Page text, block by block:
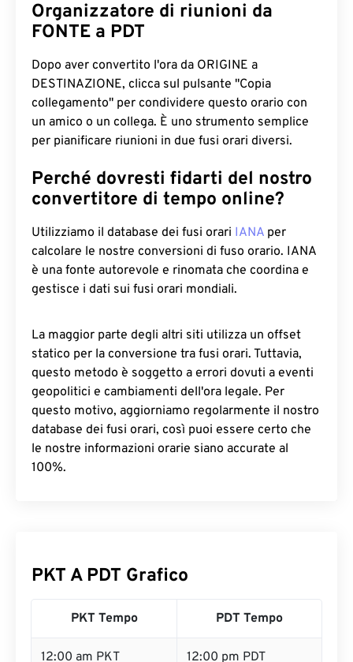
Organizzatore di riunioni da
FONTE a PDT
Dopo aver convertito l'ora da ORIGINE a
DESTINAZIONE, clicca sul pulsante "Copia
collegamento" per condividere questo orario con
un amico o un collega. È uno strumento semplice
per pianificare riunioni in due fusi orari diversi.
Perché dovresti fidarti del nostro
convertitore di tempo online?
Utilizziamo il database dei fusi orari IANA per
calcolare le nostre conversioni di fuso orario. IANA
è una fonte autorevole e rinomata che coordina e
gestisce i dati sui fusi orari mondiali.
La maggior parte degli altri siti utilizza un offset
statico per la conversione tra fusi orari. Tuttavia,
questo metodo è soggetto a errori dovuti a eventi
geopolitici e cambiamenti dell'ora legale. Per
questo motivo, aggiorniamo regolarmente il nostro
database dei fusi orari, così puoi essere certo che
le nostre informazioni orarie siano accurate al
100%.
PKT A PDT Grafico
PKT Tempo PDT Tempo
12:00 am PKT
12:00 pm PDT